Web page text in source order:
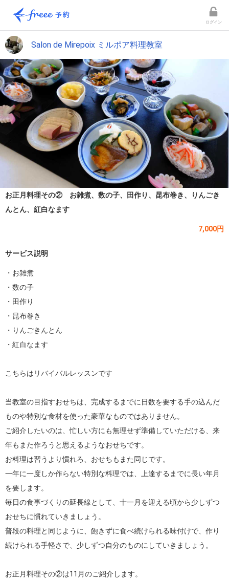
ログイン
Salon de Mirepoix ミルポア料理教室
お正月料理その② お雑煮、数の子、田作り、昆布巻き、りんごき
んとん、紅白なます
7,000円
サービス説明
・お雑煮
・数の子
・田作り
・昆布巻き
・りんごきんとん
・紅白なます
こちらはリバイバルレッスンです
当教室の目指すおせちは、完成するまでに日数を要する手の込んだ
ものや特別な食材を使った豪華なものではありません。
ご紹介したいのは、忙しい方にも無理せず準備していただける、来
年もまた作ろうと思えるようなおせちです。
お料理は習うより慣れろ、おせちもまた同じです。
一年に一度しか作らない特別な料理では、上達するまでに長い年月
を要します。
毎日の食事づくりの延長線として、十一月を迎える頃から少しずつ
おせちに慣れていきましょう。
普段の料理と同じように、飽きずに食べ続けられる味付けで、作り
続けられる手軽さで、少しずつ自分のものにしていきましょう。
お正月料理その②は11月のご紹介します。